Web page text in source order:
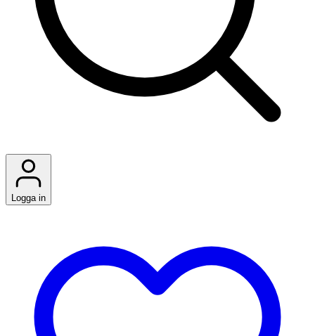
Logga in